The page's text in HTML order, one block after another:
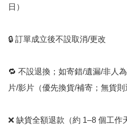
日）
🔒 訂單成立後不設取消/更改
🔁 不設退換；如寄錯/遺漏/非人
片/影片（優先換貨/補寄；無貨則
❌ 缺貨全額退款（約 1–8 個工作